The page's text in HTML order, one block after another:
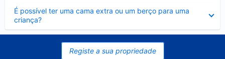
É possível ter uma cama extra ou um berço para uma
criança?
Elemento
fechado
Registe a sua propriedade